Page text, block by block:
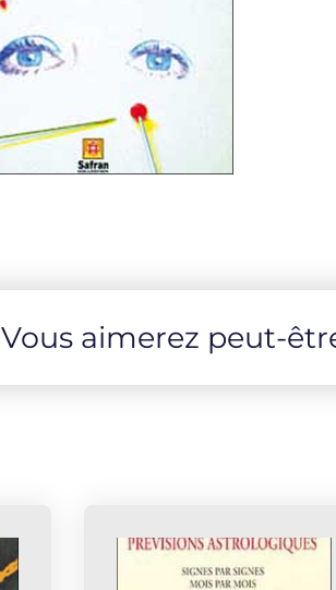
Vous aimerez peut-